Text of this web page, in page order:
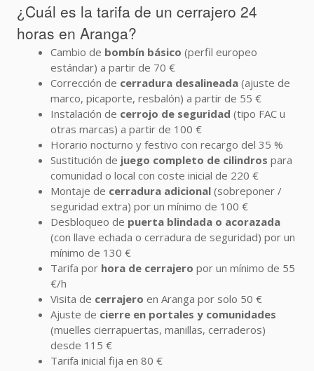
¿Cuál es la tarifa de un cerrajero 24
horas en Aranga?
Cambio de bombín básico (perfil europeo
estándar) a partir de 70 €
Corrección de cerradura desalineada (ajuste de
marco, picaporte, resbalón) a partir de 55 €
Instalación de cerrojo de seguridad (tipo FAC u
otras marcas) a partir de 100 €
Horario nocturno y festivo con recargo del 35 %
Sustitución de juego completo de cilindros para
comunidad o local con coste inicial de 220 €
Montaje de cerradura adicional (sobreponer /
seguridad extra) por un mínimo de 100 €
Desbloqueo de puerta blindada o acorazada
(con llave echada o cerradura de seguridad) por un
mínimo de 130 €
Tarifa por hora de cerrajero por un mínimo de 55
€/h
Visita de cerrajero en Aranga por solo 50 €
Ajuste de cierre en portales y comunidades
(muelles cierrapuertas, manillas, cerraderos)
desde 115 €
Tarifa inicial fija en 80 €